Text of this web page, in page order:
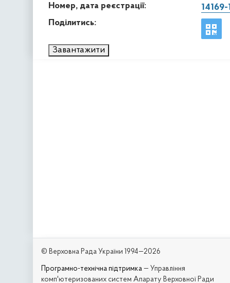
Номер, дата реєстрації:
14169-1
Поділитись:
Завантажити
© Верховна Рада України 1994—2026
Програмно-технічна підтримка — Управління
комп'ютеризованих систем Апарату Верховної Ради